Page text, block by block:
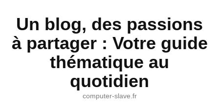
Un blog, des passions
à partager : Votre guide
thématique au
quotidien
computer-slave.fr